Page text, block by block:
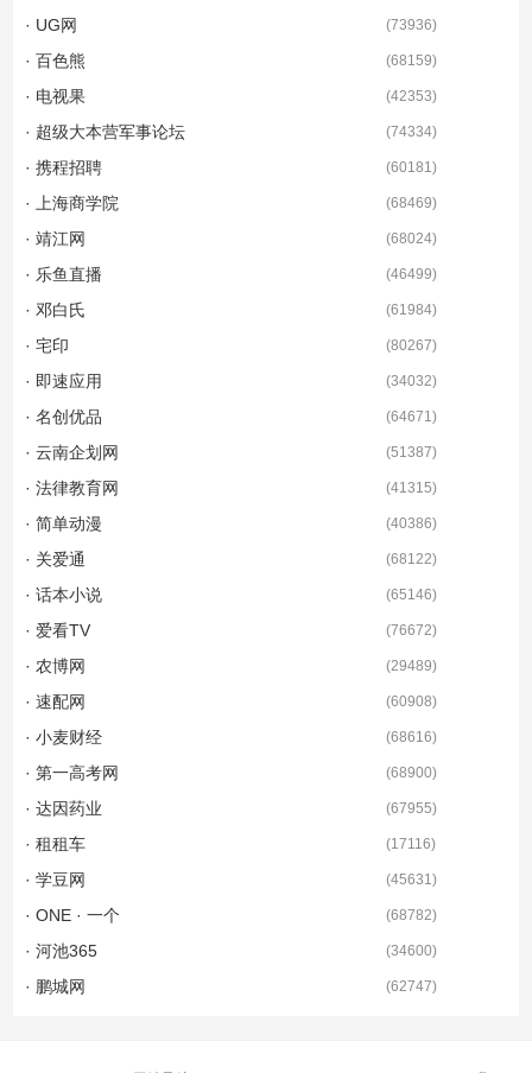
· UG网 (73936)
· 百色熊 (68159)
· 电视果 (42353)
· 超级大本营军事论坛 (74334)
· 携程招聘 (60181)
· 上海商学院 (68469)
· 靖江网 (68024)
· 乐鱼直播 (46499)
· 邓白氏 (61984)
· 宅印 (80267)
· 即速应用 (34032)
· 名创优品 (64671)
· 云南企划网 (51387)
· 法律教育网 (41315)
· 简单动漫 (40386)
· 关爱通 (68122)
· 话本小说 (65146)
· 爱看TV (76672)
· 农博网 (29489)
· 速配网 (60908)
· 小麦财经 (68616)
· 第一高考网 (68900)
· 达因药业 (67955)
· 租租车 (17116)
· 学豆网 (45631)
· ONE · 一个 (68782)
· 河池365 (34600)
· 鹏城网 (62747)